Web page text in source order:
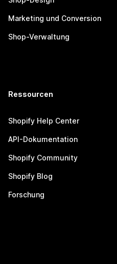
Marketing und Conversion
Shop-Verwaltung
Ressourcen
Shopify Help Center
API-Dokumentation
Shopify Community
Shopify Blog
Forschung